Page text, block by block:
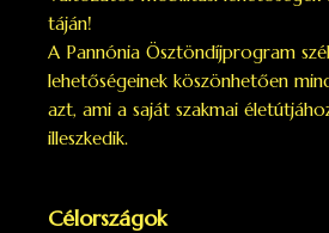
táján!
A Pannónia Ösztöndíjprogram
lehetőségeinek köszönhetően
azt, ami a saját szakmai
illeszkedik.
Célországok